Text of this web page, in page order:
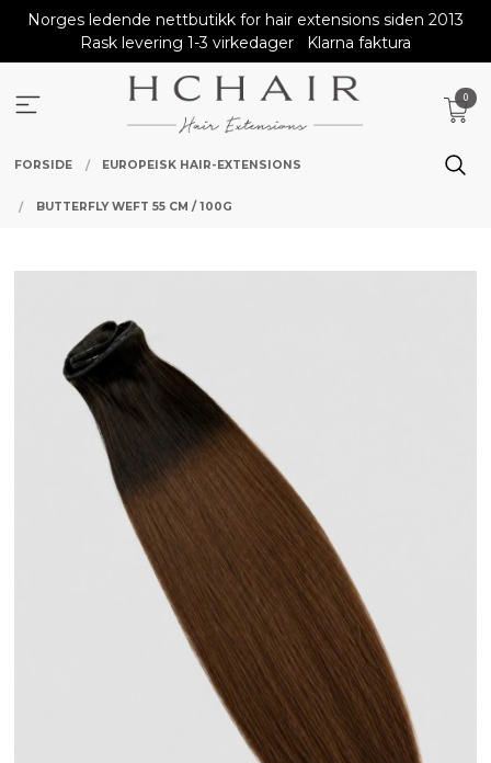
Norges ledende nettbutikk for hair extensions siden 2013
Rask levering 1-3 virkedager
Klarna faktura
0
FORSIDE EUROPEISK HAIR-EXTENSIONS
BUTTERFLY WEFT 55 CM / 100G